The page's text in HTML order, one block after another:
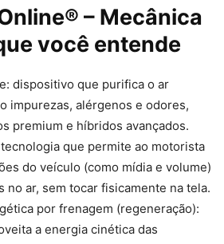
– Mecânica
você entende
dispositivo que purifica o ar
impurezas, alérgenos e odores,
premium e híbridos avançados.
que permite ao motorista
do veículo (como mídia e volume)
no ar, sem tocar fisicamente na tela.
por frenagem (regeneração):
a energia cinética das